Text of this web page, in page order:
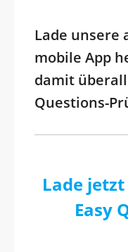
Lade
mobile App
damit überall
Questions-
Lade
Easy